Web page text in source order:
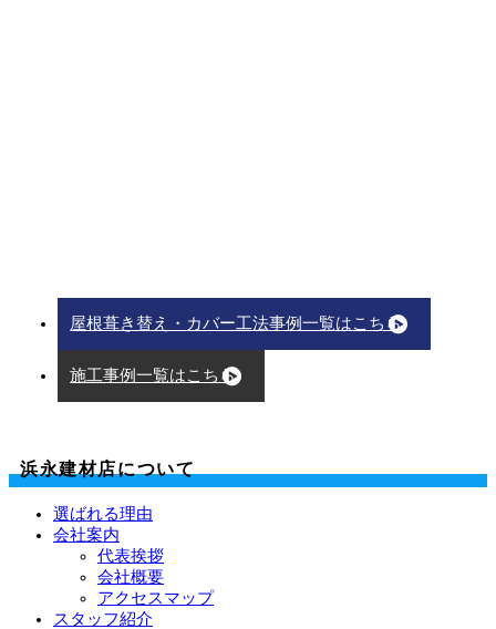
屋根葺き替え・カバー工法事例一覧はこちら
施工事例一覧はこちら
浜永建材店について
選ばれる理由
会社案内
代表挨拶
会社概要
アクセスマップ
スタッフ紹介